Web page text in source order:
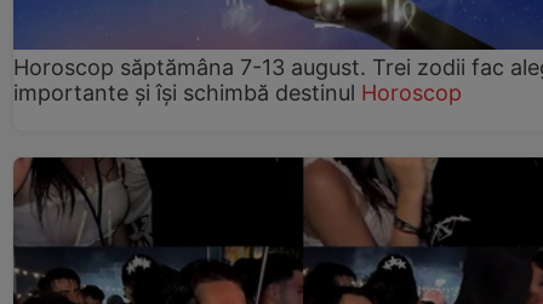
Horoscop săptămâna 7-13 august. Trei zodii fac
importante și își schimbă destinul Horoscop